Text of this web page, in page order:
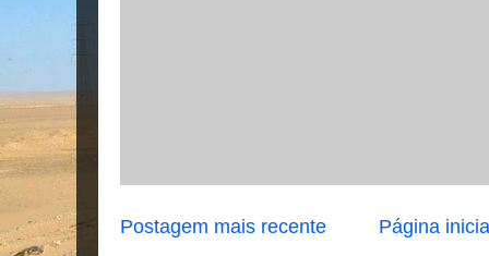
Postagem mais recente Página